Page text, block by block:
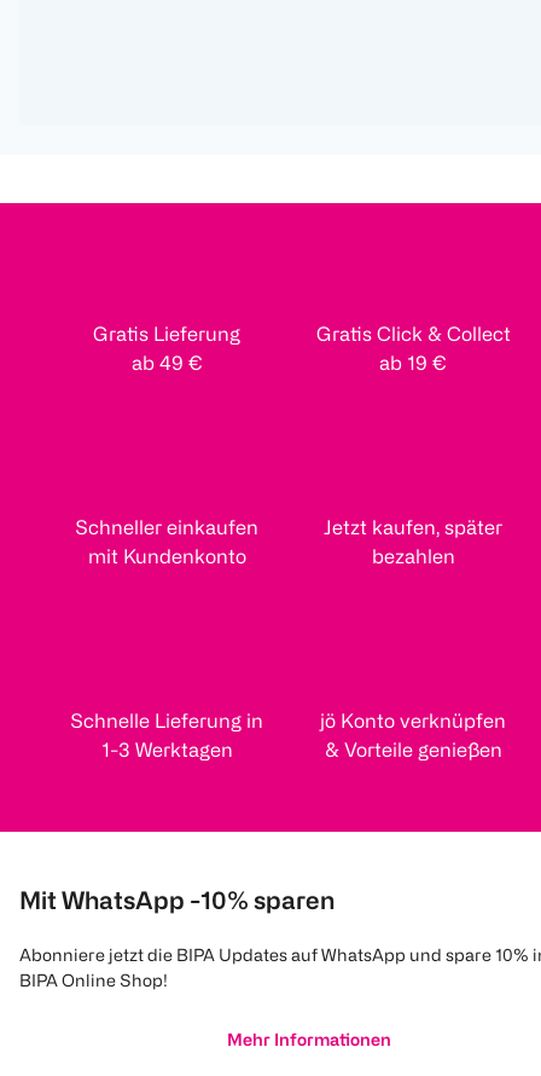
Gratis Lieferung
ab 49 €
Gratis Click & Collect
ab 19 €
Schneller einkaufen
mit Kundenkonto
Jetzt kaufen, später
bezahlen
Schnelle Lieferung in
1-3 Werktagen
jö Konto verknüpfen
& Vorteile genießen
Mit WhatsApp -10% sparen
Abonniere jetzt die BIPA Updates auf WhatsApp und spare 10%
BIPA Online Shop!
Mehr Informationen